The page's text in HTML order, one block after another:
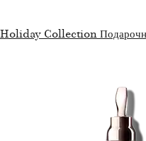
Holiday Collection